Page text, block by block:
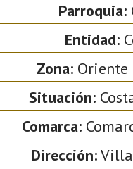
Parroquia:
Entidad:
Zona: Oriente
Situación:
Comarca:
Dirección: